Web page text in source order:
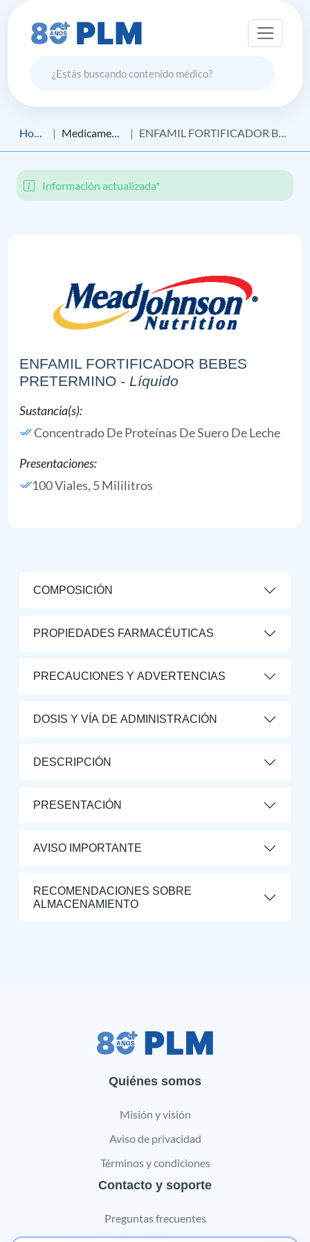
Home Medicamento ENFAMIL FORTIFICADOR BEBES PRETERMINO
Información actualizada*
ENFAMIL FORTIFICADOR BEBES
PRETERMINO - Líquido
Sustancia(s):
Concentrado De Proteínas De Suero De Leche
Presentaciones:
100 Viales, 5 Mililitros
COMPOSICIÓN
PROPIEDADES FARMACÉUTICAS
PRECAUCIONES Y ADVERTENCIAS
DOSIS Y VÍA DE ADMINISTRACIÓN
DESCRIPCIÓN
PRESENTACIÓN
AVISO IMPORTANTE
RECOMENDACIONES SOBRE
ALMACENAMIENTO
Quiénes somos
Misión y visión
Aviso de privacidad
Términos y condiciones
Contacto y soporte
Preguntas frecuentes